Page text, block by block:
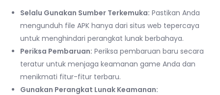
Selalu Gunakan Sumber Terkemuka: Pastikan Anda
mengunduh file APK hanya dari situs web tepercaya
untuk menghindari perangkat lunak berbahaya.
Periksa Pembaruan: Periksa pembaruan baru secara
teratur untuk menjaga keamanan game Anda dan
menikmati fitur-fitur terbaru.
Gunakan Perangkat Lunak Keamanan: